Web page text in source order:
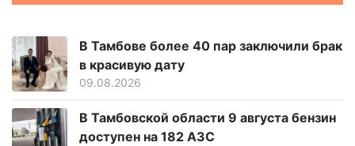
В Тамбове более 40 пар заключили брак
в красивую дату
09.08.2026
В Тамбовской области 9 августа бензин
доступен на 182 АЗС